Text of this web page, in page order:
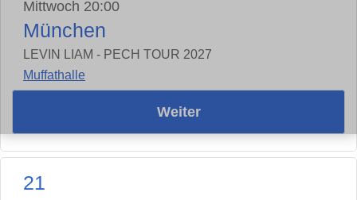
Mittwoch 20:00
München
LEVIN LIAM - PECH TOUR 2027
Muffathalle
Weiter
21